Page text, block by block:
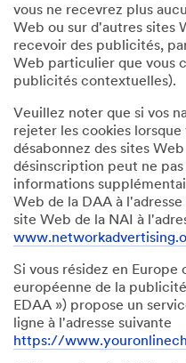
vous ne recevrez plus
Web ou sur d'autres sites
recevoir des publicités,
Web particulier que vous
publicités contextuelles).
Veuillez noter que si vos
rejeter les cookies lorsque
désabonnez des sites
désinscription peut ne
informations
Web de la DAA à l'adresse
site Web de la NAI à
Si vous résidez en Europe
européenne de la
EDAA ») propose un
ligne à l'adresse suivante
https://